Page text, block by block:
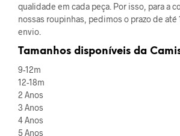
qualidade em cada peça. Por isso, para a
nossas roupinhas, pedimos o prazo de até
envio.
Tamanhos disponíveis da
9-12m
12-18m
2 Anos
3 Anos
4 Anos
5 Anos